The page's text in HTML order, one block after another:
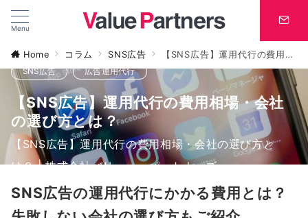
Menu
Home コラム SNS広告 【SNS広告】運用代行の費用相場・会社の選び方とは？
SNS広告 広告運用代行
【SNS広告】運用代行の費用相場・会社
の選び方とは？
【SNS広告】運用代行の費用相場・会社の選び方と
は？ | 株式会社バリュー・パートナーズ
SNS広告の運用代行にかかる費用とは？